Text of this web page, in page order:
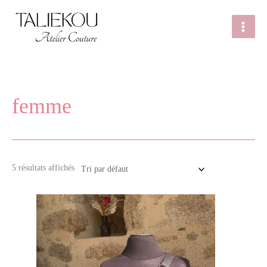
femme
5 résultats affichés